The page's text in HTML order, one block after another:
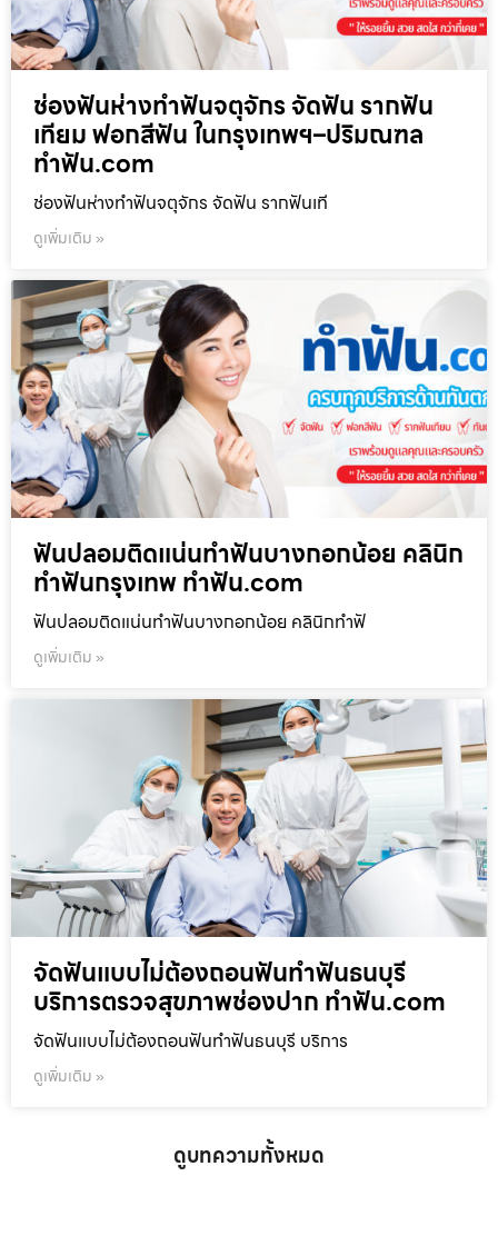
ช่องฟันห่างทำฟันจตุจักร จัดฟัน รากฟัน
เทียม ฟอกสีฟัน ในกรุงเทพฯ–ปริมณฑล
ทำฟัน.com
ช่องฟันห่างทำฟันจตุจักร จัดฟัน รากฟันเที
ดูเพิ่มเติม »
ฟันปลอมติดแน่นทำฟันบางกอกน้อย คลินิก
ทำฟันกรุงเทพ ทำฟัน.com
ฟันปลอมติดแน่นทำฟันบางกอกน้อย คลินิกทำฟั
ดูเพิ่มเติม »
จัดฟันแบบไม่ต้องถอนฟันทำฟันธนบุรี
บริการตรวจสุขภาพช่องปาก ทำฟัน.com
จัดฟันแบบไม่ต้องถอนฟันทำฟันธนบุรี บริการ
ดูเพิ่มเติม »
ดูบทความทั้งหมด